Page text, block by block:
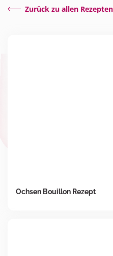
Zurück zu allen Rezepten
Ochsen Bouillon Rezept